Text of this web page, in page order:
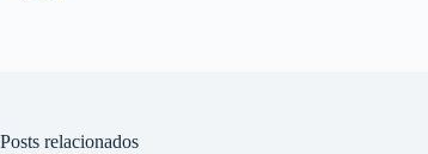
Posts relacionados